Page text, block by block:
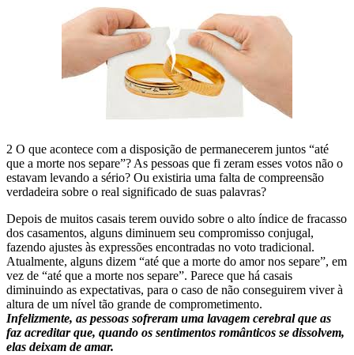
2 O que acontece com a disposição de permanecerem juntos “até
que a morte nos separe”? As pessoas que fi zeram esses votos não o
estavam levando a sério? Ou existiria uma falta de compreensão
verdadeira sobre o real significado de suas palavras?
Depois de muitos casais terem ouvido sobre o alto índice de fracasso
dos casamentos, alguns diminuem seu compromisso conjugal,
fazendo ajustes às expressões encontradas no voto tradicional.
Atualmente, alguns dizem “até que a morte do amor nos separe”, em
vez de “até que a morte nos separe”. Parece que há casais
diminuindo as expectativas, para o caso de não conseguirem viver à
altura de um nível tão grande de comprometimento.
Infelizmente, as pessoas sofreram uma lavagem cerebral que as
faz acreditar que, quando os sentimentos românticos se dissolvem,
elas deixam de amar.